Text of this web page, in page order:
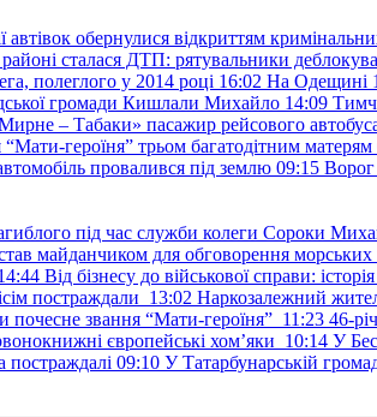
обернулися відкриттям
сталася ДТП: рятувальники
полеглого у 2014 році 16:02 На Одещині
громади Кишлали Михайло 14:09
– Табаки» пасажир рейсового
героїня” трьом багатодітним матерям
провалився під землю 09:15
під час служби колеги Сороки
став майданчиком для обговорення морських
Від бізнесу до військової справи:
постраждали 13:02 Наркозалежний
почесне звання “Мати-героїня” 11:23 46-
європейські хом’яки 10:14 У
постраждалі 09:10 У Татарбунарській